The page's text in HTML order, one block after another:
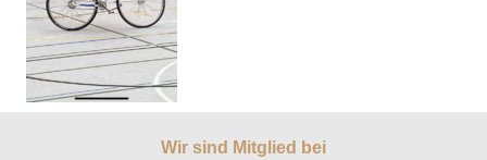
Wir sind Mitglied bei